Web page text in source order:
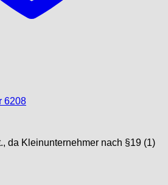
6208
da Kleinunternehmer nach §19 (1)